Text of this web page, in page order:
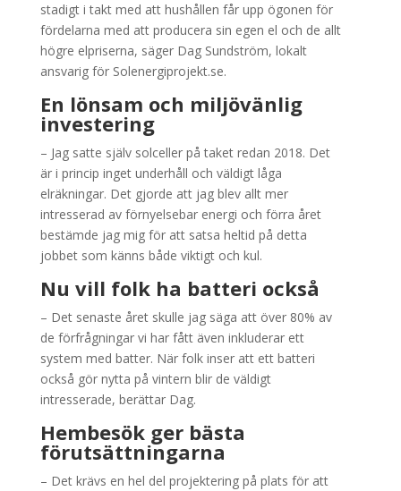
stadigt i takt med att hushållen får upp ögonen för
fördelarna med att producera sin egen el och de allt
högre elpriserna, säger Dag Sundström, lokalt
ansvarig för Solenergiprojekt.se.
En lönsam och miljövänlig
investering
– Jag satte själv solceller på taket redan 2018. Det
är i princip inget underhåll och väldigt låga
elräkningar. Det gjorde att jag blev allt mer
intresserad av förnyelsebar energi och förra året
bestämde jag mig för att satsa heltid på detta
jobbet som känns både viktigt och kul.
Nu vill folk ha batteri också
– Det senaste året skulle jag säga att över 80% av
de förfrågningar vi har fått även inkluderar ett
system med batter. När folk inser att ett batteri
också gör nytta på vintern blir de väldigt
intresserade, berättar Dag.
Hembesök ger bästa
förutsättningarna
– Det krävs en hel del projektering på plats för att